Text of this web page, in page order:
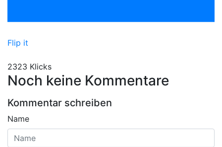
Flip it
2323 Klicks
Noch keine Kommentare
Kommentar schreiben
Name